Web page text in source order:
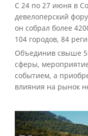
С 24 по 27 июня в
девелоперский
он собрал более
104 городов, 84
Объединив свыше
сферы,
событием, а
влияния на рынок